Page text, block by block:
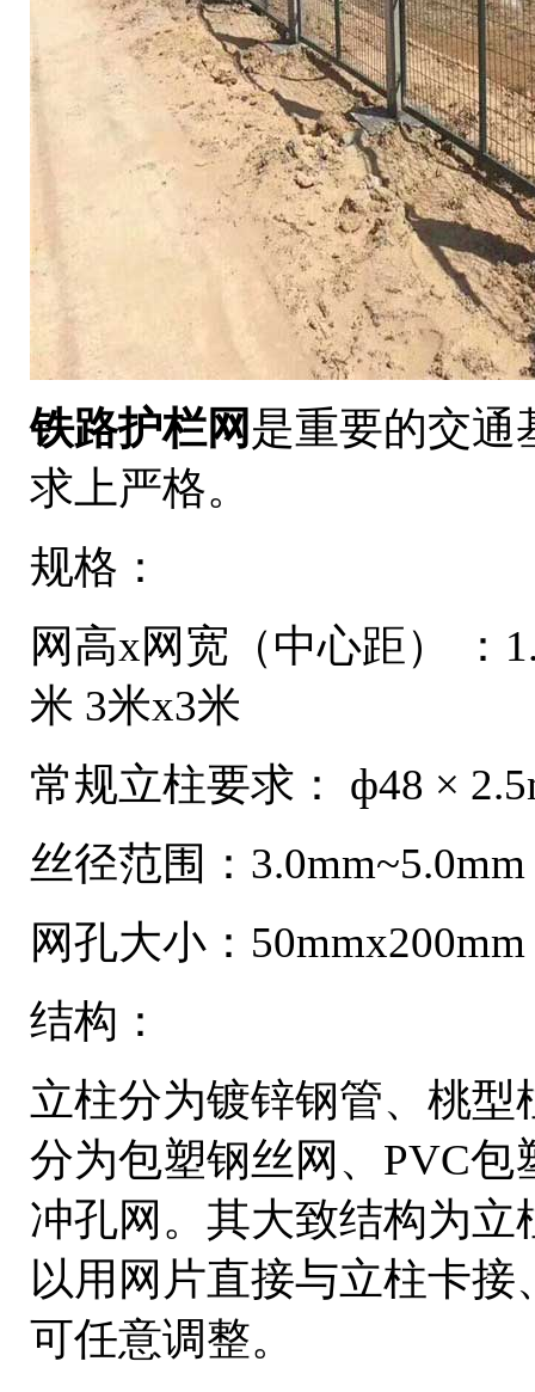
铁路护栏网是重要的交通
求上严格。
规格：
网高x网宽（中心距） ：
米 3米x3米
常规立柱要求： ф48 ×
丝径范围：3.0mm~5.0mm
网孔大小：
结构：
立柱分为镀锌钢管、桃
分为包塑钢丝网、PVC
冲孔网。其大致结构为
以用网片直接与立柱卡
可任意调整。